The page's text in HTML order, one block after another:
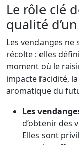
Le rôle clé
qualité
Les vendanges
récolte : elles
moment où le
impacte l’acidité,
aromatique du
Les
d’obtenir des
Elles sont